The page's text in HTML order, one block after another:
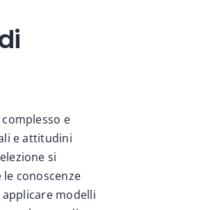
e
e attitudini
si
conoscenze
modelli